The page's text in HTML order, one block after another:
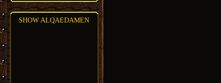
SHOW ALQAEDAMEN